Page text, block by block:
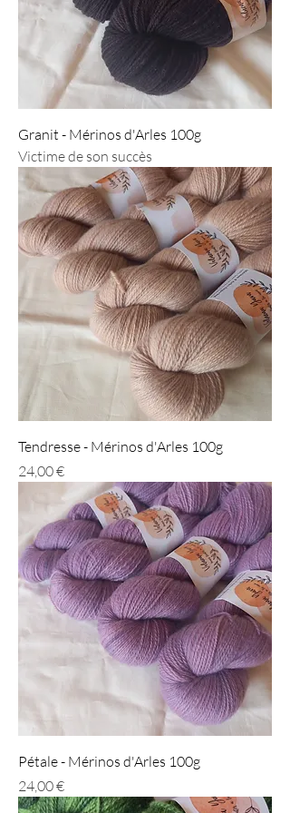
Granit - Mérinos d'Arles 100g
Victime de son succès
Tendresse - Mérinos d'Arles 100g
Prix
24,00 €
Pétale - Mérinos d'Arles 100g
Prix
24,00 €